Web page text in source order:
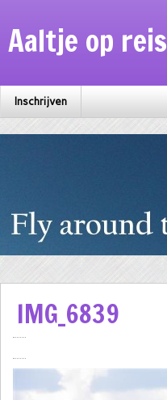
Aaltje op reis
Inschrijven
IMG_6839